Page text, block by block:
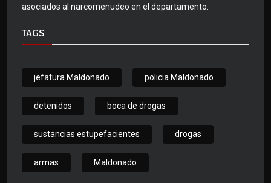
asociados al narcomenudeo en el departamento.
TAGS
jefatura Maldonado policia Maldonado
detenidos boca de drogas
sustancias estupefacientes drogas
armas Maldonado